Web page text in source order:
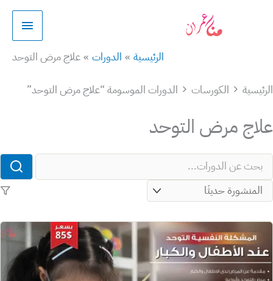
القائمة
الرئيسية
الرئيسية الدورات علاج مرض التوحد
الكورسات الدورات الموسومة “علاج مرض التوحد”
مرض التوحد